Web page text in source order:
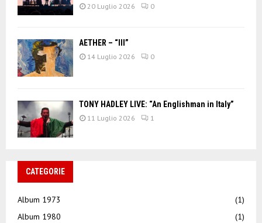
20 Luglio 2026 0
AETHER – “III”
14 Luglio 2026 0
TONY HADLEY LIVE: “An Englishman in Italy”
11 Luglio 2026 1
CATEGORIE
Album 1973
(1)
Album 1980
(1)